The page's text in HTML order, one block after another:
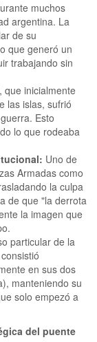
muchos
argentina. La
de su
que generó un
trabajando sin
que inicialmente
las islas, sufrió
Esto
lo que rodeaba
Uno de
Armadas como
la culpa
de que "la derrota
la imagen que
particular de la
en sus dos
manteniendo su
solo empezó a
del puente